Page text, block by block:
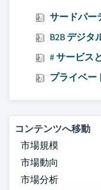
サードパー
B2B デジタ
# サービス
プライベー
コンテンツへ移動
市場規模
市場動向
市場分析